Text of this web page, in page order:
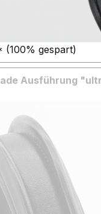
(100% gespart)
Ausführung